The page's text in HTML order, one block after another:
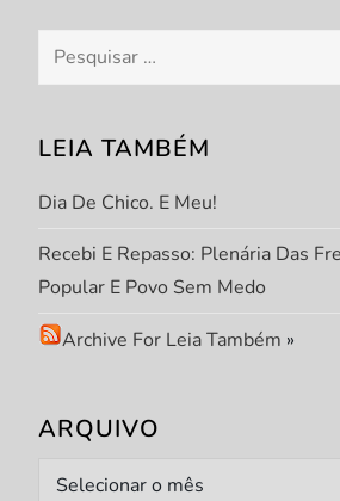
o
Pesquisar
por:
LEIA TAMBÉM
Dia De Chico. E Meu!
Recebi E Repasso: Plenária Das
Popular E Povo Sem Medo
Archive For Leia Também »
ARQUIVO
Arquivo